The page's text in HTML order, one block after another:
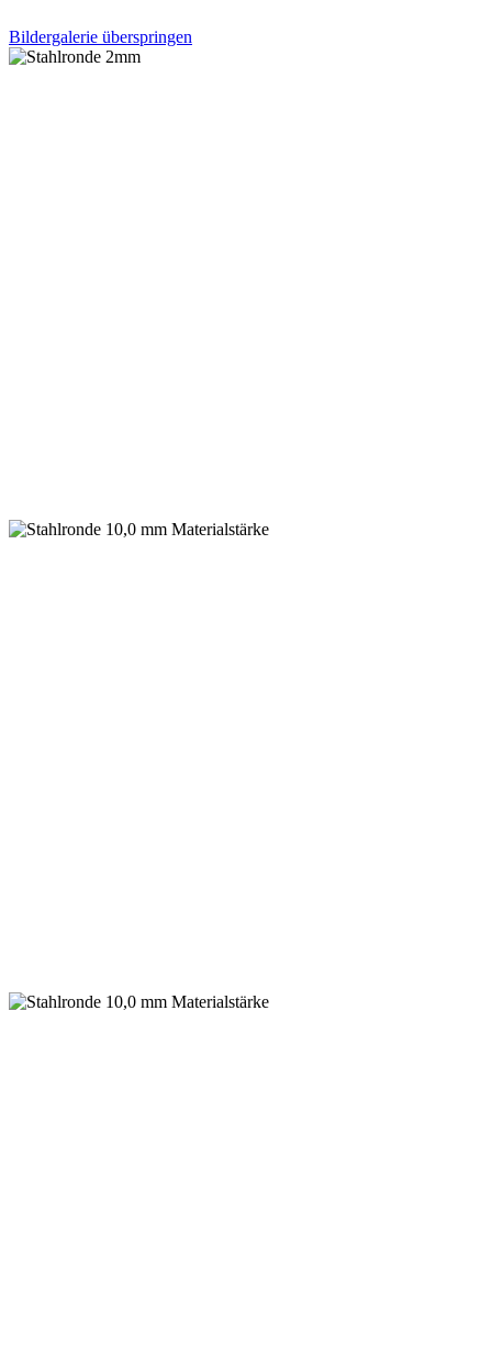
Bildergalerie überspringen